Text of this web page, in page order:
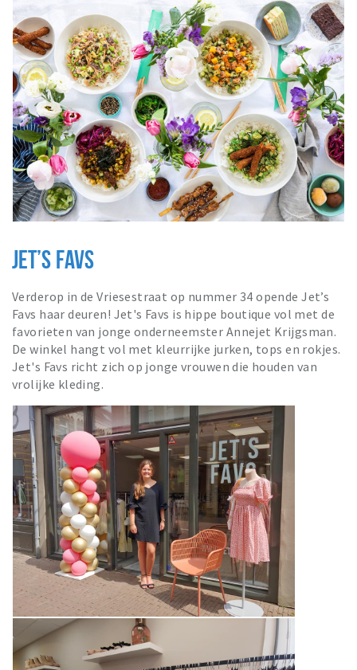
JET’S FAVS
Verderop in de Vriesestraat op nummer 34 opende Jet’s
Favs haar deuren! Jet's Favs is hippe boutique vol met de
favorieten van jonge onderneemster Annejet Krijgsman.
De winkel hangt vol met kleurrijke jurken, tops en rokjes.
Jet's Favs richt zich op jonge vrouwen die houden van
vrolijke kleding.